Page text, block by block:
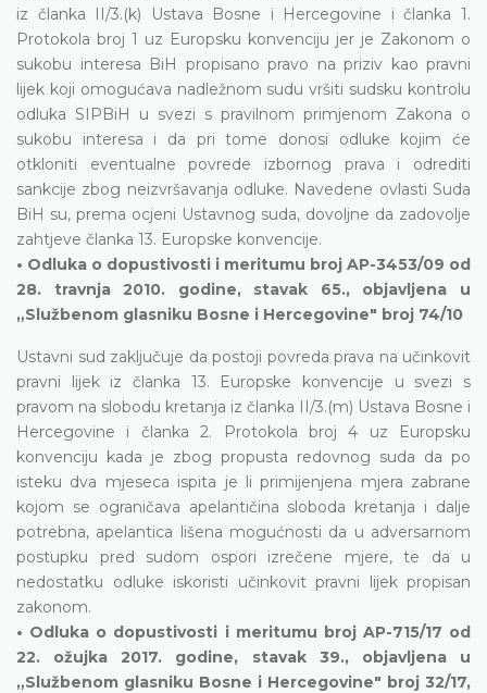
iz članka II/3.(k) Ustava Bosne i Hercegovine i članka 1.
Protokola broj 1 uz Europsku konvenciju jer je Zakonom o
sukobu interesa BiH propisano pravo na priziv kao pravni
lijek koji omogućava nadležnom sudu vršiti sudsku kontrolu
odluka SIPBiH u svezi s pravilnom primjenom Zakona o
sukobu interesa i da pri tome donosi odluke kojim će
otkloniti eventualne povrede izbornog prava i odrediti
sankcije zbog neizvršavanja odluke. Navedene ovlasti Suda
BiH su, prema ocjeni Ustavnog suda, dovoljne da zadovolje
zahtjeve članka 13. Europske konvencije.
• Odluka o dopustivosti i meritumu broj AP-3453/09 od
28. travnja 2010. godine, stavak 65., objavljena u
„Službenom glasniku Bosne i Hercegovine" broj 74/10
Ustavni sud zaključuje da postoji povreda prava na učinkovit
pravni lijek iz članka 13. Europske konvencije u svezi s
pravom na slobodu kretanja iz članka II/3.(m) Ustava Bosne i
Hercegovine i članka 2. Protokola broj 4 uz Europsku
konvenciju kada je zbog propusta redovnog suda da po
isteku dva mjeseca ispita je li primijenjena mjera zabrane
kojom se ograničava apelantičina sloboda kretanja i dalje
potrebna, apelantica lišena mogućnosti da u adversarnom
postupku pred sudom ospori izrečene mjere, te da u
nedostatku odluke iskoristi učinkovit pravni lijek propisan
zakonom.
• Odluka o dopustivosti i meritumu broj AP-715/17 od
22. ožujka 2017. godine, stavak 39., objavljena u
„Službenom glasniku Bosne i Hercegovine" broj 32/17,